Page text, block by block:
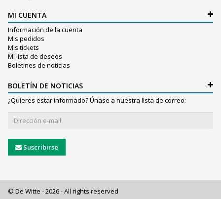
MI CUENTA
Información de la cuenta
Mis pedidos
Mis tickets
Mi lista de deseos
Boletines de noticias
BOLETÍN DE NOTICIAS
¿Quieres estar informado? Únase a nuestra lista de correo:
Suscribirse
© De Witte - 2026 - All rights reserved